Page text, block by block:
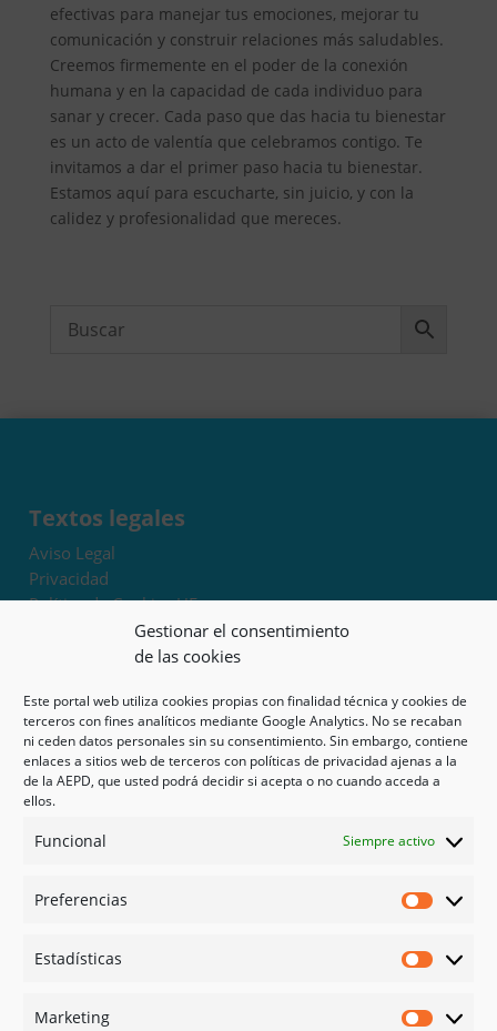
Gestionar el consentimiento
de las cookies
Este portal web utiliza cookies propias con finalidad técnica y cookies de
terceros con fines analíticos mediante Google Analytics. No se recaban
ni ceden datos personales sin su consentimiento. Sin embargo, contiene
enlaces a sitios web de terceros con políticas de privacidad ajenas a la
de la AEPD, que usted podrá decidir si acepta o no cuando acceda a
ellos.
Funcional Siempre activo
Preferencias
Estadísticas
Marketing
efectivas para manejar tus emociones, mejorar tu
comunicación y construir relaciones más saludables.
Creemos firmemente en el poder de la conexión
humana y en la capacidad de cada individuo para
sanar y crecer. Cada paso que das hacia tu bienestar
es un acto de valentía que celebramos contigo. Te
invitamos a dar el primer paso hacia tu bienestar.
Estamos aquí para escucharte, sin juicio, y con la
calidez y profesionalidad que mereces.
Textos legales
Aviso Legal
Privacidad
Política de Cookies UE
Términos y condiciones
Exoneración de responsabilidad
Mapa del sitio
Mi cuenta
Tienda
Psicología en Murcia
Guías
Redes sociales
Instagram
Linked in